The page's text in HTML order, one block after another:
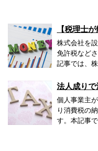
【税理士
株式会社を
免許税など
記事では、
法人成りで
個人事業主
り消費税の
す。本記事